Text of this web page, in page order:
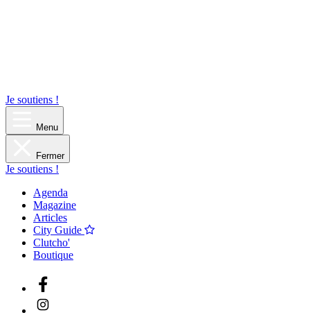
Je soutiens !
Menu
Fermer
Je soutiens !
Agenda
Magazine
Articles
City Guide
Clutcho'
Boutique